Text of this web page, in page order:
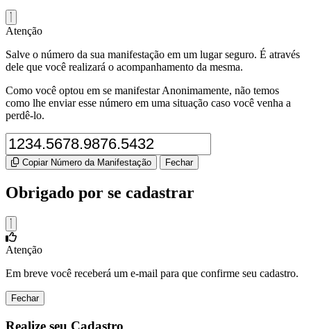
Atenção
Salve o número da sua manifestação em um lugar seguro. É através
dele que você realizará o acompanhamento da mesma.
Como você optou em se manifestar Anonimamente, não temos
como lhe enviar esse número em uma situação caso você venha a
perdê-lo.
Copiar Número da Manifestação Fechar
Obrigado por se cadastrar
Atenção
Em breve você receberá um e-mail para que confirme seu cadastro.
Fechar
Realize seu Cadastro